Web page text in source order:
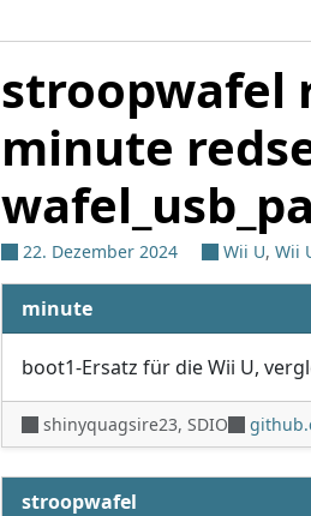
stroopwafel
minute
22. Dezember 2024 Wii U, Wii
minute
boot1-Ersatz für die Wii U,
shinyquagsire23, SDIO
stroopwafel